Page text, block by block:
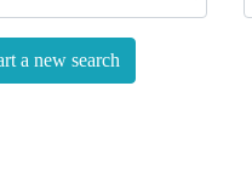
a new search